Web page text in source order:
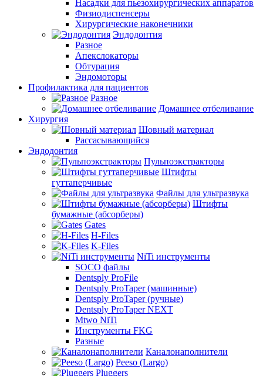
Насадки для пьезохирургических аппаратов
Физиодиспенсеры
Хирургические наконечники
Эндодонтия
Разное
Апекслокаторы
Обтурация
Эндомоторы
Профилактика для пациентов
Разное
Домашнее отбеливание
Хирургия
Шовный материал
Рассасывающийся
Эндодонтия
Пульпоэкстракторы
Штифты
гуттаперчивые
Файлы для ультразвука
Штифты
бумажные (абсорберы)
Gates
H-Files
K-Files
NiTi инструменты
SOCO файлы
Dentsply ProFile
Dentsply ProTaper (машинные)
Dentsply ProTaper (ручные)
Dentsply ProTaper NEXT
Mtwo NiTi
Инструменты FKG
Разные
Каналонаполнители
Peeso (Largo)
Pluggers